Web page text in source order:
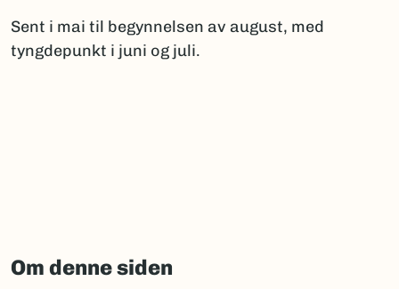
Sent i mai til begynnelsen av august, med
tyngdepunkt i juni og juli.
Om denne siden